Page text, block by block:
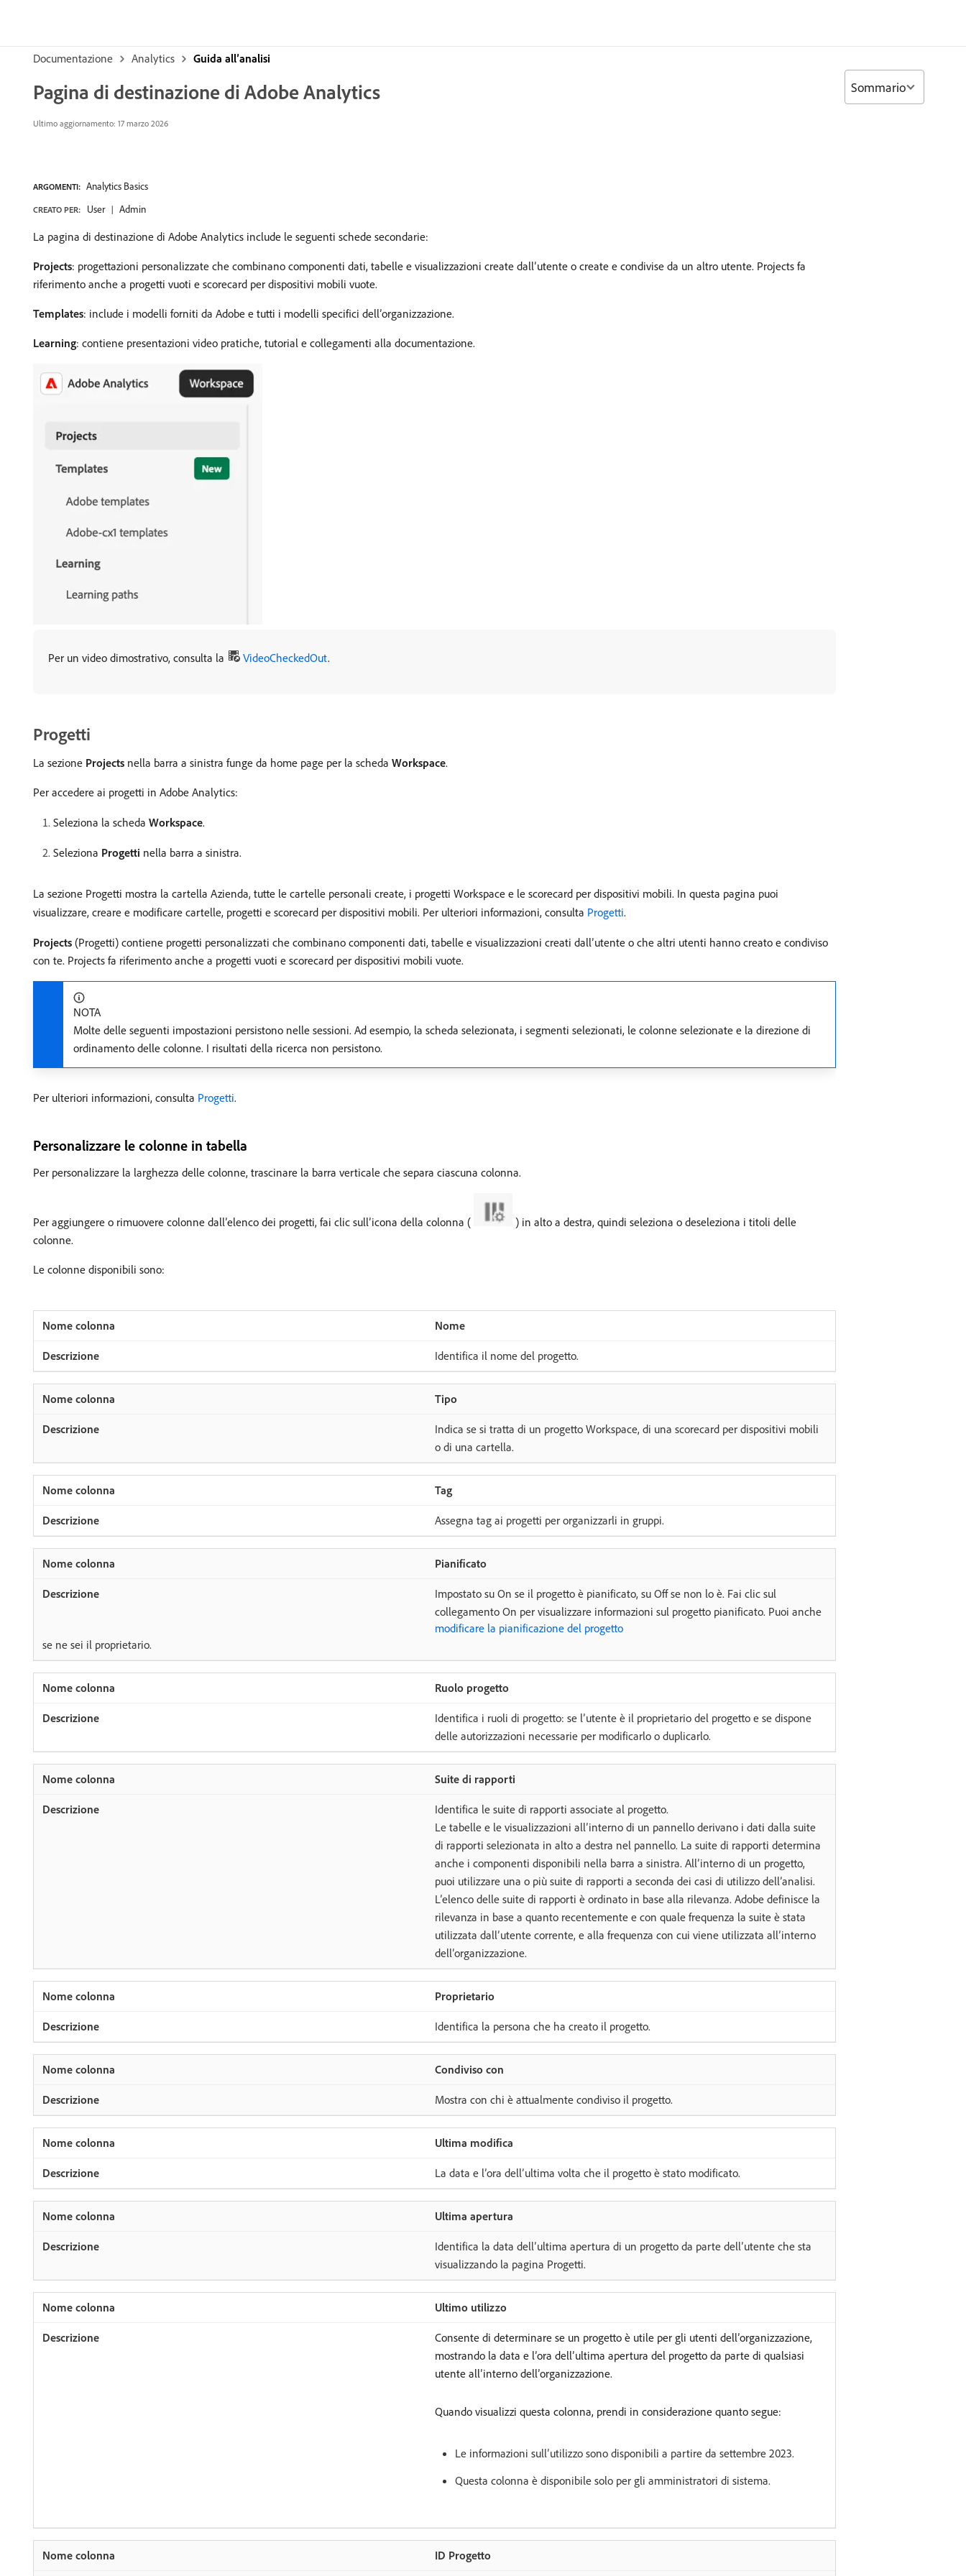
Documentazione Analytics Guida all’analisi
Pagina di destinazione di Adobe Analytics
Ultimo aggiornamento: 17 marzo 2026
ARGOMENTI: Analytics Basics
CREATO PER: User Admin
La pagina di destinazione di Adobe Analytics include le seguenti schede secondarie:
Projects: progettazioni personalizzate che combinano componenti dati, tabelle e visualizzazioni create dall’utente o create e condivise da un altro utente. Projects fa
riferimento anche a progetti vuoti e scorecard per dispositivi mobili vuote.
Templates: include i modelli forniti da Adobe e tutti i modelli specifici dell’organizzazione.
Learning: contiene presentazioni video pratiche, tutorial e collegamenti alla documentazione.
Per un video dimostrativo, consulta la VideoCheckedOut.
Progetti
La sezione Projects nella barra a sinistra funge da home page per la scheda Workspace.
Per accedere ai progetti in Adobe Analytics:
Seleziona la scheda Workspace.
Seleziona Progetti nella barra a sinistra.
La sezione Progetti mostra la cartella Azienda, tutte le cartelle personali create, i progetti Workspace e le scorecard per dispositivi mobili. In questa pagina puoi
visualizzare, creare e modificare cartelle, progetti e scorecard per dispositivi mobili. Per ulteriori informazioni, consulta Progetti.
Projects (Progetti) contiene progetti personalizzati che combinano componenti dati, tabelle e visualizzazioni creati dall’utente o che altri utenti hanno creato e condiviso
con te. Projects fa riferimento anche a progetti vuoti e scorecard per dispositivi mobili vuote.
NOTA
Molte delle seguenti impostazioni persistono nelle sessioni. Ad esempio, la scheda selezionata, i segmenti selezionati, le colonne selezionate e la direzione di
ordinamento delle colonne. I risultati della ricerca non persistono.
Per ulteriori informazioni, consulta Progetti.
Personalizzare le colonne in tabella
Per personalizzare la larghezza delle colonne, trascinare la barra verticale che separa ciascuna colonna.
Per aggiungere o rimuovere colonne dall’elenco dei progetti, fai clic sull’icona della colonna (
) in alto a destra, quindi seleziona o deseleziona i titoli delle
colonne.
Le colonne disponibili sono:
Nome
Identifica il nome del progetto.
Tipo
Indica se si tratta di un progetto Workspace, di una scorecard per dispositivi mobili
o di una cartella.
Tag
Assegna tag ai progetti per organizzarli in gruppi.
Pianificato
Impostato su On se il progetto è pianificato, su Off se non lo è. Fai clic sul
collegamento On per visualizzare informazioni sul progetto pianificato. Puoi anche
modificare la pianificazione del progetto
se ne sei il proprietario.
Ruolo progetto
Identifica i ruoli di progetto: se l’utente è il proprietario del progetto e se dispone
delle autorizzazioni necessarie per modificarlo o duplicarlo.
Suite di rapporti
Identifica le suite di rapporti associate al progetto.
Le tabelle e le visualizzazioni all’interno di un pannello derivano i dati dalla suite
di rapporti selezionata in alto a destra nel pannello. La suite di rapporti determina
anche i componenti disponibili nella barra a sinistra. All’interno di un progetto,
puoi utilizzare una o più suite di rapporti a seconda dei casi di utilizzo dell’analisi.
L’elenco delle suite di rapporti è ordinato in base alla rilevanza. Adobe definisce la
rilevanza in base a quanto recentemente e con quale frequenza la suite è stata
utilizzata dall’utente corrente, e alla frequenza con cui viene utilizzata all’interno
dell’organizzazione.
Proprietario
Identifica la persona che ha creato il progetto.
Condiviso con
Mostra con chi è attualmente condiviso il progetto.
Ultima modifica
La data e l’ora dell’ultima volta che il progetto è stato modificato.
Ultima apertura
Identifica la data dell’ultima apertura di un progetto da parte dell’utente che sta
visualizzando la pagina Progetti.
Ultimo utilizzo
Consente di determinare se un progetto è utile per gli utenti dell’organizzazione,
mostrando la data e l’ora dell’ultima apertura del progetto da parte di qualsiasi
utente all’interno dell’organizzazione.
Quando visualizzi questa colonna, prendi in considerazione quanto segue:
Le informazioni sull’utilizzo sono disponibili a partire da settembre 2023.
Questa colonna è disponibile solo per gli amministratori di sistema.
ID Progetto
Sommario